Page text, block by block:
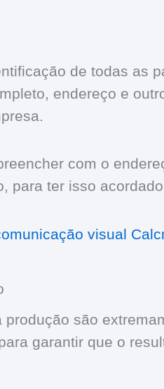
de todas as
endereço e
com o
para ter isso
visual
são
garantir que o